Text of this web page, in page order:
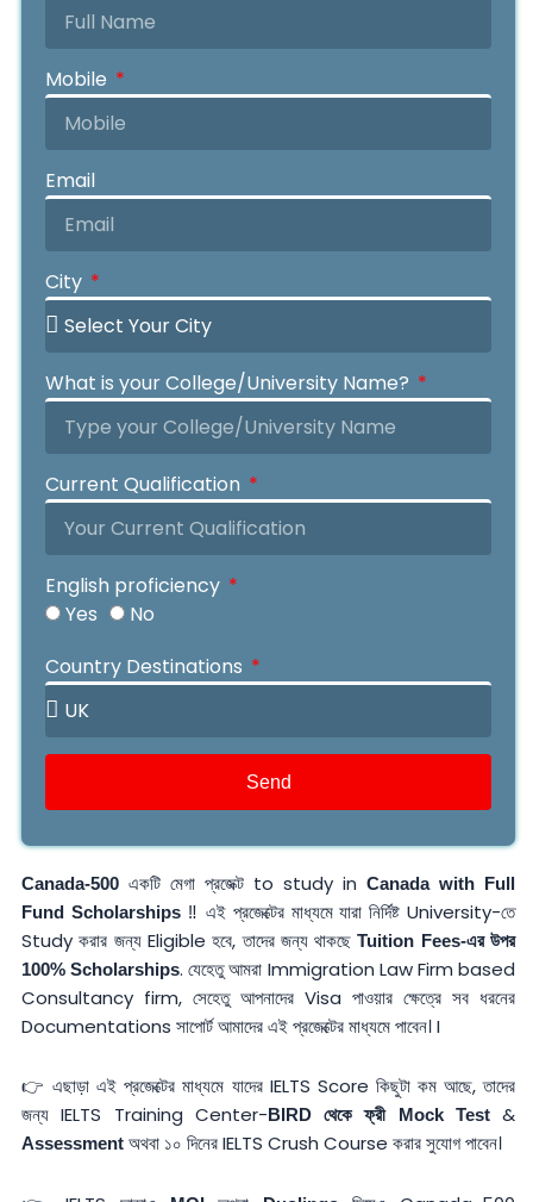
Mobile
Email
City
What is your College/University Name?
Current Qualification
English proficiency
Yes
No
IELTS
OIETC Duolingo
Your IELTS Grade
Your OIETC Grade
Your Duolingo Grade
Your PTE Grade
Year Of Name
Country Destinations
Send
Canada-500 একটি মেগা প্রজেক্ট to study in Canada with Full
Fund Scholarships‼️ এই প্রজেক্টের মাধ্যমে যারা নির্দিষ্ট University-তে
Study করার জন্য Eligible হবে, তাদের জন্য থাকছেTuition Fees-এর উপর
100% Scholarships. যেহেতু আমরা Immigration Law Firm based
Consultancy firm, সেহেতু আপনাদের Visa পাওয়ার ক্ষেত্রে সব ধরনের
Documentations সাপোর্ট আমাদের এই প্রজেক্টের মাধ্যমে পাবেন। I
👉 এছাড়া এই প্রজেক্টের মাধ্যমে যাদের IELTS Score কিছুটা কম আছে, তাদের
জন্য IELTS Training Center-BIRD থেকে ফ্রী Mock Test &
Assessment অথবা ১০ দিনের IELTS Crush Course করার সুযোগ পাবেন।